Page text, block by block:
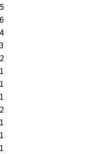
5
6
4
3
2
1
1
1
2
1
1
1